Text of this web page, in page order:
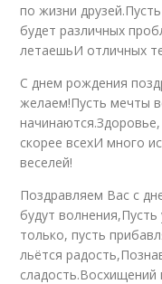
по жизни
будет различных
летаешьИ отличных
С днем рождения
желаем!Пусть мечты
скорее всехИ много
веселей!
Поздравляем Вас с
будут
только, пусть
льётся